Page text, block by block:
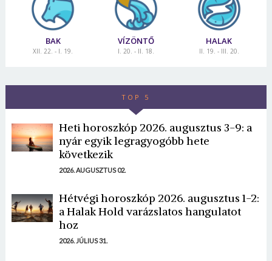
BAK
XII. 22. - I. 19.
VÍZÖNTŐ
I. 20. - II. 18.
HALAK
II. 19. - III. 20.
TOP 5
Heti horoszkóp 2026. augusztus 3-9: a
nyár egyik legragyogóbb hete
következik
2026. AUGUSZTUS 02.
Hétvégi horoszkóp 2026. augusztus 1-2:
a Halak Hold varázslatos hangulatot
hoz
2026. JÚLIUS 31.